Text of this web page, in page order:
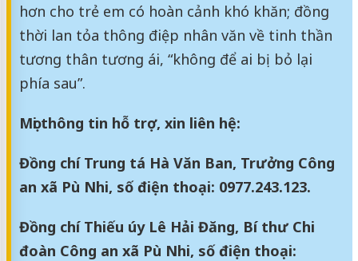
hơn cho trẻ em có hoàn cảnh khó khăn; đồng
thời lan tỏa thông điệp nhân văn về tinh thần
tương thân tương ái, “không để ai bị bỏ lại
phía sau”.
Mọi thông tin hỗ trợ, xin liên hệ:
Đồng chí Trung tá Hà Văn Ban, Trưởng Công
an xã Pù Nhi, số điện thoại: 0977.243.123.
Đồng chí Thiếu úy Lê Hải Đăng, Bí thư Chi
đoàn Công an xã Pù Nhi, số điện thoại: